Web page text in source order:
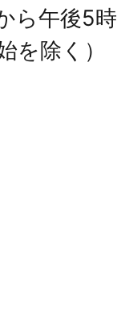
ら午後5
を除く）